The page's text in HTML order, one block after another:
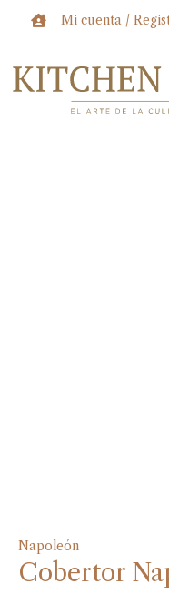
Mi cuenta /
Napoleón
Cobertor